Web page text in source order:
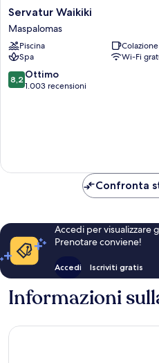
Servatur
Waikiki
Maspalomas
Servatur Waikiki
Maspalomas
Piscina
Spa
Wi-Fi
8.2
su
8,2 Ottimo
1.003 recensioni
Confronta
Accedi per visualizzare
Prenotare conviene!
Accedi Iscriviti gratis
Informazioni